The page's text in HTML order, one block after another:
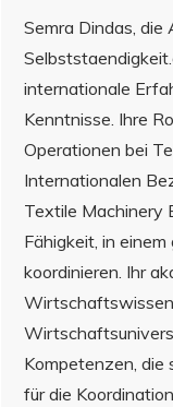
Semra Dindas,
internationale
Kenntnisse. Ihre
Operationen bei
Internationalen
Textile Machinery
Fähigkeit, in
koordinieren. Ihr
Kompetenzen, die
für die